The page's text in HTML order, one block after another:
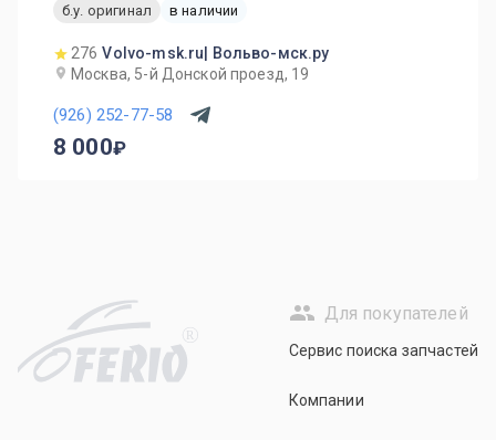
б.у. оригинал
в наличии
276 Volvo-msk.ru| Вольво-мск.ру
Москва, 5-й Донской проезд, 19
(926) 252-77-58
8 000
R
Для покупателей
Сервис поиска запчастей
Компании